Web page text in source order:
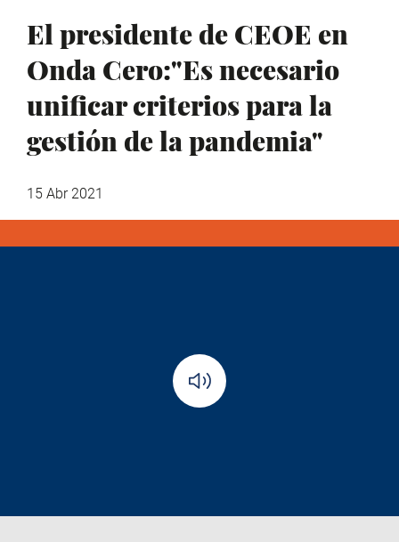
El presidente de CEOE en
Onda Cero:"Es necesario
unificar criterios para la
gestión de la pandemia"
15 Abr 2021